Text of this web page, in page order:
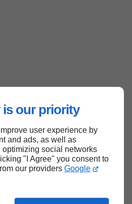
is our priority
user experience by
and ads, as well as
social networks
"I Agree" you consent to
our providers Google
de page